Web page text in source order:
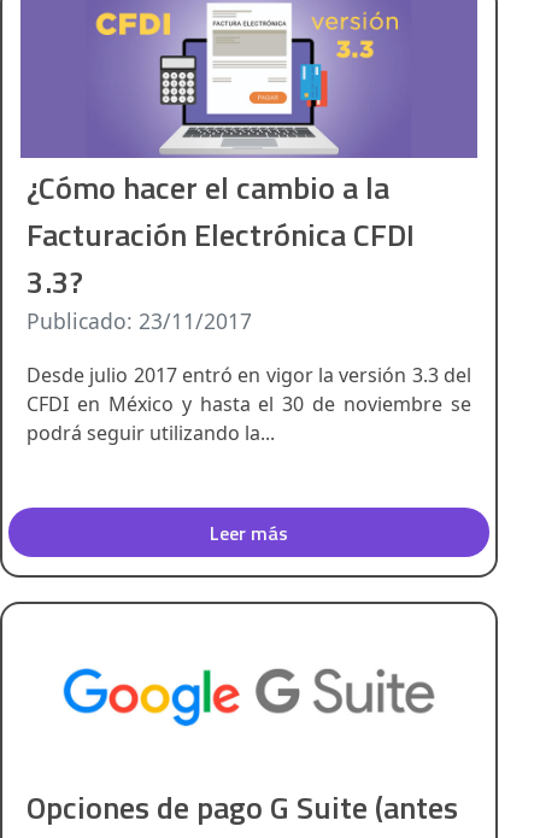
¿Cómo hacer el cambio a la
Facturación Electrónica CFDI
3.3?
Publicado: 23/11/2017
Desde julio 2017 entró en vigor la versión 3.3 del
CFDI en México y hasta el 30 de noviembre se
podrá seguir utilizando la...
Leer más
Opciones de pago G Suite (antes